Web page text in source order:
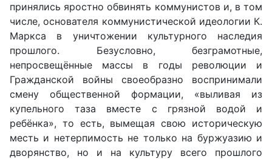
принялись яростно обвинять коммунистов и, в том
числе, основателя коммунистической идеологии К.
Маркса в уничтожении культурного наследия
прошлого. Безусловно, безграмотные,
непросвещённые массы в годы революции и
Гражданской войны своеобразно воспринимали
смену общественной формации, «выливая из
купельного таза вместе с грязной водой и
ребёнка», то есть, вымещая свою историческую
месть и нетерпимость не только на буржуазию и
дворянство, но и на культуру всего прошлого